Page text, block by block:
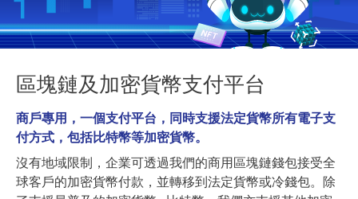
區塊鏈及加密貨幣支付平台
商戶專用，一個支付平台，同時支援法定貨幣所有電子支
付方式，包括比特幣等加密貨幣。
沒有地域限制，企業可透過我們的商用區塊鏈錢包接受全
球客戶的加密貨幣付款，並轉移到法定貨幣或冷錢包。除